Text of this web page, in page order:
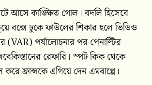
আসে কাঙ্ক্ষিত গোল। বদলি হিসেবে
বক্সে ঢুকে ফাউলের শিকার হলে ভিডিও
(VAR) পর্যালোচনার পর পেনাল্টির
রেফারি। স্পট কিক থেকে
ফ্রান্সকে এগিয়ে দেন এমবাপ্পে।